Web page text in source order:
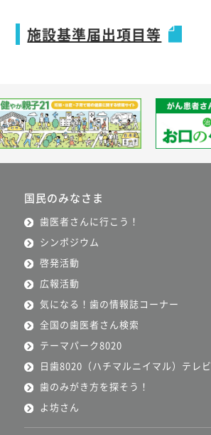
施設基準届出項目等
国民のみなさま
歯医者さんに行こう！
シンポジウム
啓発活動
広報活動
気になる！歯の情報誌コーナー
全国の歯医者さん検索
テーマパーク8020
日歯8020（ハチマルニイマル）テレビ
歯のみがき方を探そう！
よ坊さん